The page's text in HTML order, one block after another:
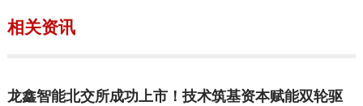
相关资讯
龙鑫智能北交所成功上市！技术筑基资本赋能双轮驱